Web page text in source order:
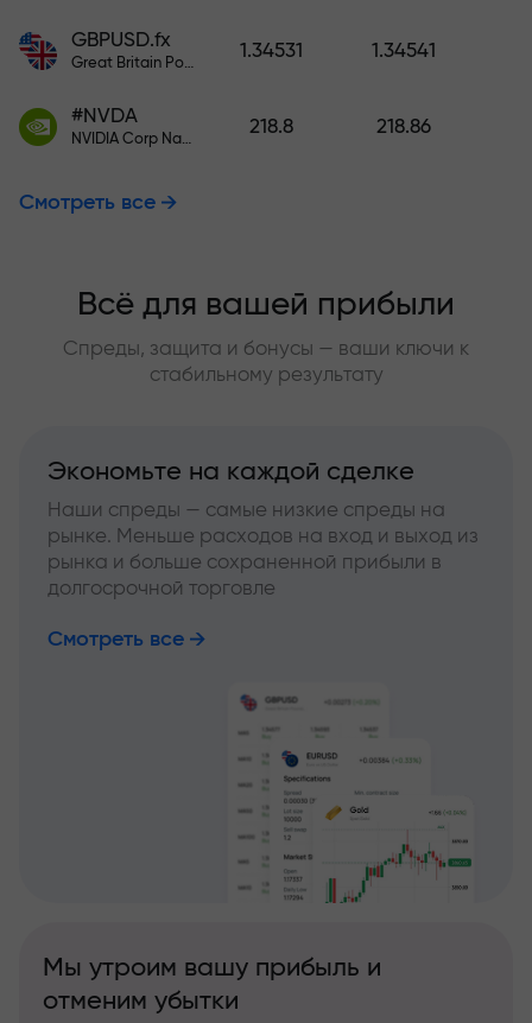
GBPUSD.fx
Great Britain Pound vs US Dollar
1.34531 1.34541
#NVDA
NVIDIA Corp Nasdaq Stock Exchange (Nasdaq) USD
218.8 218.86
Смотреть все
Всё для вашей прибыли
Спреды, защита и бонусы — ваши ключи к
стабильному результату
Экономьте на каждой сделке
Наши спреды — самые низкие спреды на
рынке. Меньше расходов на вход и выход из
рынка и больше сохраненной прибыли в
долгосрочной торговле
Смотреть все
Мы утроим вашу прибыль и
отменим убытки